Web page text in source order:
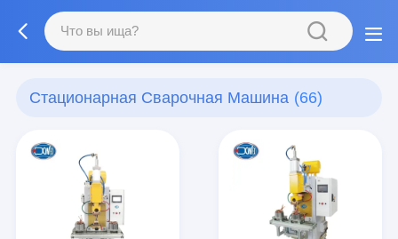
Стационарная Сварочная Машина (66)